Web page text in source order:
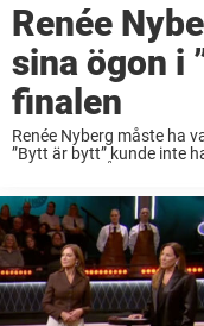
Renée
sina ögon i
finalen
Renée Nyberg måste ha
”Bytt är bytt” kunde inte